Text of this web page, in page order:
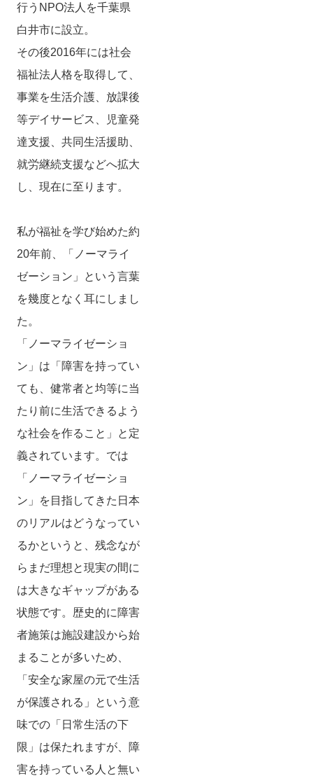
行うNPO法人を千葉県
白井市に設立。
その後2016年には社会
福祉法人格を取得して、
事業を生活介護、放課後
等デイサービス、児童発
達支援、共同生活援助、
就労継続支援などへ拡大
し、現在に至ります。
私が福祉を学び始めた約
20年前、「ノーマライ
ゼーション」という言葉
を幾度となく耳にしまし
た。
「ノーマライゼーショ
ン」は「障害を持ってい
ても、健常者と均等に当
たり前に生活できるよう
な社会を作ること」と定
義されています。では
「ノーマライゼーショ
ン」を目指してきた日本
のリアルはどうなってい
るかというと、残念なが
らまだ理想と現実の間に
は大きなギャップがある
状態です。歴史的に障害
者施策は施設建設から始
まることが多いため、
「安全な家屋の元で生活
が保護される」という意
味での「日常生活の下
限」は保たれますが、障
害を持っている人と無い